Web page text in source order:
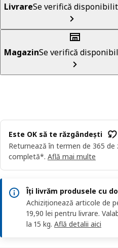
LivrareSe verifică
MagazinSe verifică
Este OK să te răzgândești
Returnează în termen de 365
completă*. Află mai multe
Îți livrăm produsele cu
Achiziționează articole de
19,90 lei pentru livrare.
la 15 kg. Află detalii aici